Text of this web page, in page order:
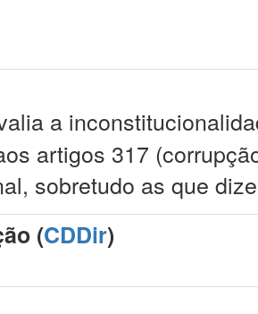
a
artigos 317
sobretudo as que
(CDDir)